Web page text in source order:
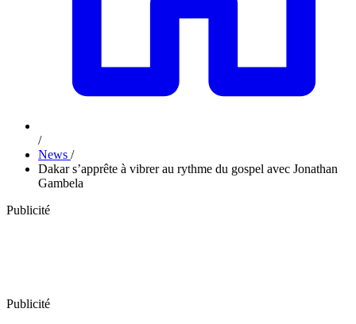
/
News /
Dakar s’apprête à vibrer au rythme du gospel avec Jonathan
Gambela
Publicité
Publicité